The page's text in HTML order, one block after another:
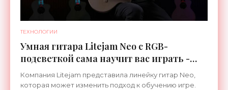
ТЕХНОЛОГИИ
Умная гитара Litejam Neo с RGB-
подсветкой сама научит вас играть -
«Гаджеты»
Компания Litejam представила линейку гитар Neo,
которая может изменить подход к обучению игре.